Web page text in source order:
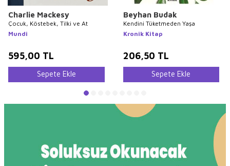
Charlie Mackesy
Çocuk, Köstebek, Tilki ve At
Mundi
595,00 TL
Sepete Ekle
Beyhan Budak
Kendini Tüketmeden Yaşa
Kronik Kitap
206,50 TL
Sepete Ekle